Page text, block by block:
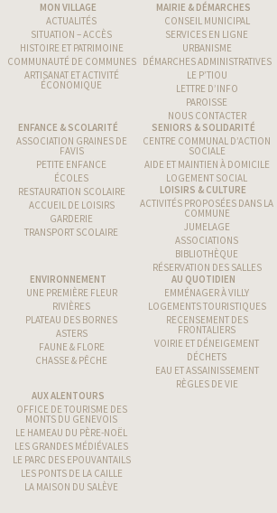
MON VILLAGE
ACTUALITÉS
SITUATION – ACCÈS
HISTOIRE ET PATRIMOINE
COMMUNAUTÉ DE COMMUNES
ARTISANAT ET ACTIVITÉ
ÉCONOMIQUE
MAIRIE & DÉMARCHES
CONSEIL MUNICIPAL
SERVICES EN LIGNE
URBANISME
DÉMARCHES ADMINISTRATIVES
LE P’TIOU
LETTRE D’INFO
PAROISSE
NOUS CONTACTER
ENFANCE & SCOLARITÉ
ASSOCIATION GRAINES DE
FAVIS
PETITE ENFANCE
ÉCOLES
RESTAURATION SCOLAIRE
ACCUEIL DE LOISIRS
GARDERIE
TRANSPORT SCOLAIRE
SENIORS & SOLIDARITÉ
CENTRE COMMUNAL D’ACTION
SOCIALE
AIDE ET MAINTIEN À DOMICILE
LOGEMENT SOCIAL
LOISIRS & CULTURE
ACTIVITÉS PROPOSÉES DANS LA
COMMUNE
JUMELAGE
ASSOCIATIONS
BIBLIOTHÈQUE
RÉSERVATION DES SALLES
ENVIRONNEMENT
UNE PREMIÈRE FLEUR
RIVIÈRES
PLATEAU DES BORNES
ASTERS
FAUNE & FLORE
CHASSE & PÊCHE
AU QUOTIDIEN
EMMÉNAGER À VILLY
LOGEMENTS TOURISTIQUES
RECENSEMENT DES
FRONTALIERS
VOIRIE ET DÉNEIGEMENT
DÉCHETS
EAU ET ASSAINISSEMENT
RÈGLES DE VIE
AUX ALENTOURS
OFFICE DE TOURISME DES
MONTS DU GENEVOIS
LE HAMEAU DU PÈRE-NOËL
LES GRANDES MÉDIÉVALES
LE PARC DES EPOUVANTAILS
LES PONTS DE LA CAILLE
LA MAISON DU SALÈVE